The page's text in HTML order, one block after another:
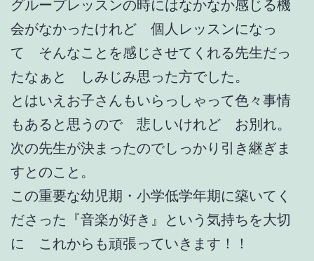
グループレッスンの時にはなかなか感じる機
会がなかったけれど 個人レッスンになっ
て そんなことを感じさせてくれる先生だっ
たなぁと しみじみ思った方でした。
とはいえお子さんもいらっしゃって色々事情
もあると思うので 悲しいけれど お別れ。
次の先生が決まったのでしっかり引き継ぎま
すとのこと。
この重要な幼児期・小学低学年期に築いてく
ださった『音楽が好き』という気持ちを大切
に これからも頑張っていきます！！